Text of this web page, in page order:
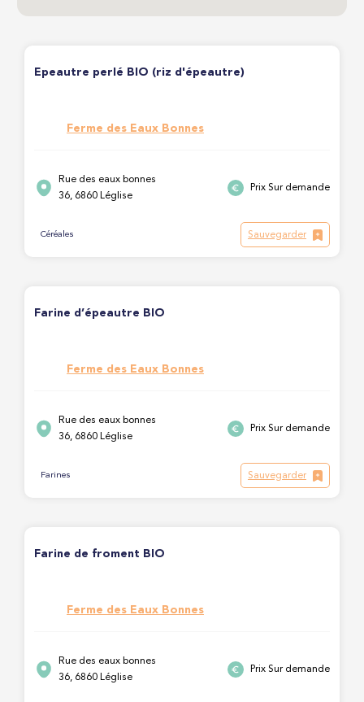
Epeautre perlé BIO (riz d'épeautre)
Ferme des Eaux Bonnes
Rue des eaux bonnes
36, 6860 Léglise
Prix Sur demande
Céréales Sauvegarder
Farine d’épeautre BIO
Ferme des Eaux Bonnes
Rue des eaux bonnes
36, 6860 Léglise
Prix Sur demande
Farines Sauvegarder
Farine de froment BIO
Ferme des Eaux Bonnes
Rue des eaux bonnes
36, 6860 Léglise
Prix Sur demande